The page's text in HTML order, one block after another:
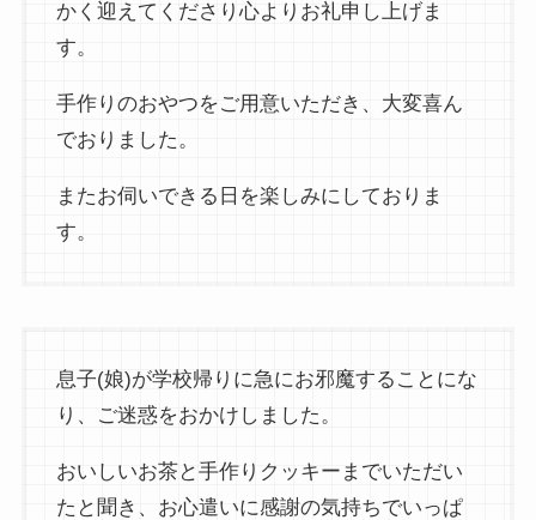
かく迎えてくださり心よりお礼申し上げま
す。
手作りのおやつをご用意いただき、大変喜ん
でおりました。
またお伺いできる日を楽しみにしておりま
す。
息子(娘)が学校帰りに急にお邪魔することにな
り、ご迷惑をおかけしました。
おいしいお茶と手作りクッキーまでいただい
たと聞き、お心遣いに感謝の気持ちでいっぱ